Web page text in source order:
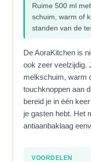
Ruime 500 ml
schuim, warm of
standen van de
De AoraKitchen is
ook zeer veelzijdig.
melkschuim, warm
touchknoppen aan
bereid je in één
je gasten hebt. Het
antiaanbaklaag
VOORDELEN